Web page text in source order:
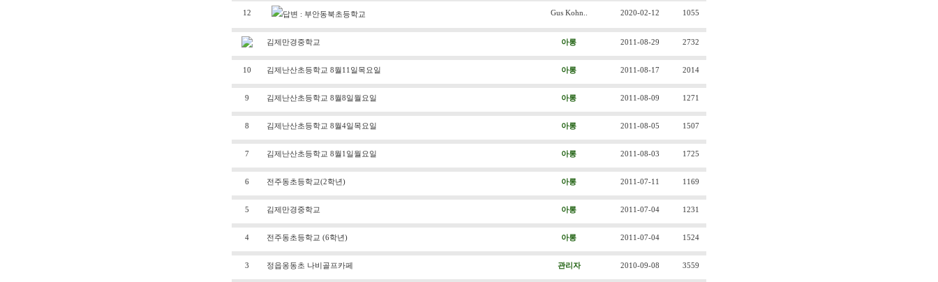
12 답변 : 부안동북초등학교 Gus Kohn.. 2020-02-12 1055
김제만경중학교 아롱 2011-08-29 2732
10 김제난산초등학교 8월11일목요일 아롱 2011-08-17 2014
9 김제난산초등학교 8월8일월요일 아롱 2011-08-09 1271
8 김제난산초등학교 8월4일목요일 아롱 2011-08-05 1507
7 김제난산초등학교 8월1일월요일 아롱 2011-08-03 1725
6 전주동초등학교(2학년) 아롱 2011-07-11 1169
5 김제만경중학교 아롱 2011-07-04 1231
4 전주동초등학교 (6학년) 아롱 2011-07-04 1524
3 정읍옹동초 나비골프카페 관리자 2010-09-08 3559